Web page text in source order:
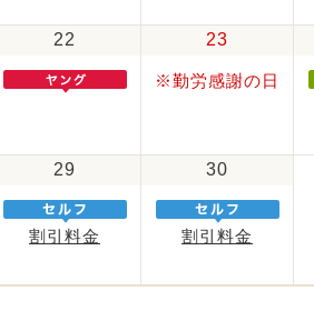
22 23
※勤労感謝の日
29
割引料金
30
割引料金